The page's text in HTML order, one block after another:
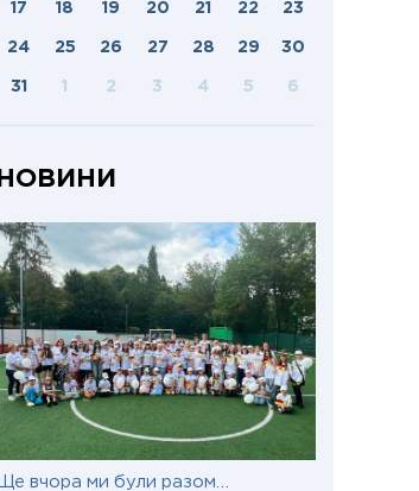
17 18 19 20 21 22 23
24 25 26 27 28 29 30
31 1 2 3 4 5 6
НОВИНИ
Ще вчора ми були разом…